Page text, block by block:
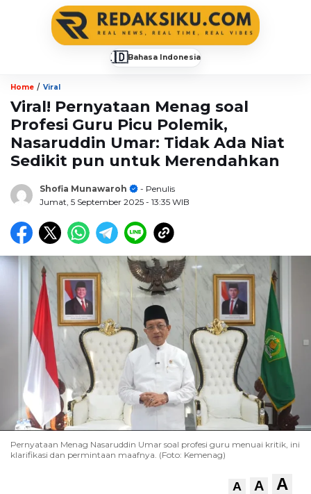
🇮🇩Bahasa Indonesia
Home / Viral
Viral! Pernyataan Menag soal
Profesi Guru Picu Polemik,
Nasaruddin Umar: Tidak Ada Niat
Sedikit pun untuk Merendahkan
Shofia Munawaroh
- Penulis
Jumat, 5 September 2025 - 13:35 WIB
Pernyataan Menag Nasaruddin Umar soal profesi guru menuai kritik, ini
klarifikasi dan permintaan maafnya. (Foto: Kemenag)
A A A